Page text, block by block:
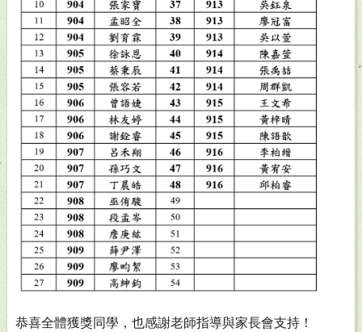
恭喜全體獲獎同學，也感謝老師指導與家長會支持！